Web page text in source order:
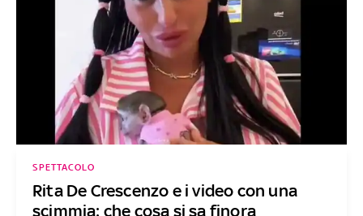
Rita De Crescenzo e i video con una
scimmia: che cosa si sa finora
SPETTACOLO